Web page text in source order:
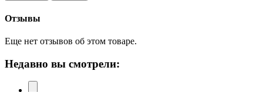
Отзывы
Еще нет отзывов об этом товаре.
Недавно вы смотрели: